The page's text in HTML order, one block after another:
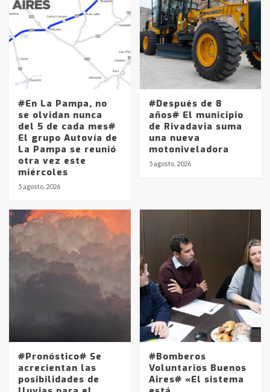
#En La Pampa, no
se olvidan nunca
del 5 de cada mes#
El grupo Autovía de
La Pampa se reunió
otra vez este
miércoles
5 agosto, 2026
#Después de 8
años# El municipio
de Rivadavia suma
una nueva
motoniveladora
5 agosto, 2026
#Pronóstico# Se
acrecientan las
posibilidades de
#Bomberos
Voluntarios Buenos
Aires# «El sistema